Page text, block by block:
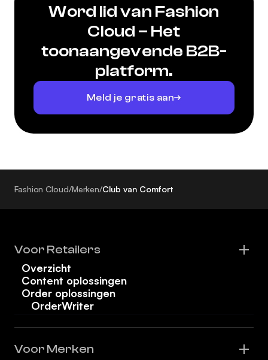
Word lid van Fashion
Cloud – Het
toonaangevende B2B-
platform.
Meld je gratis aan
Fashion Cloud/Merken/Club van Comfort
Voor Retailers
Overzicht
Content oplossingen
Order oplossingen
OrderWriter
Voor Merken